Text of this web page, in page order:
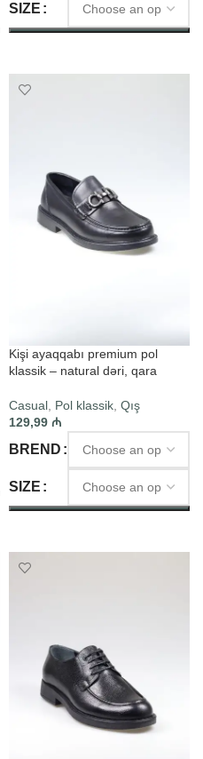
SIZE
Kişi ayaqqabı premium pol
klassik – natural dəri, qara
Casual Pol klassik Qış
129,99 ₼
BREND
SIZE